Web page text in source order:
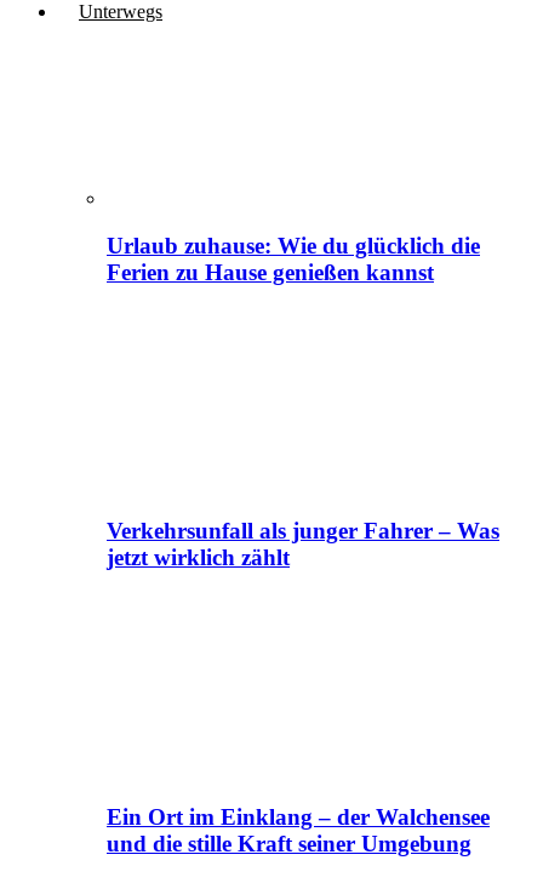
Unterwegs
Urlaub zuhause: Wie du glücklich die
Ferien zu Hause genießen kannst
Verkehrsunfall als junger Fahrer – Was
jetzt wirklich zählt
Ein Ort im Einklang – der Walchensee
und die stille Kraft seiner Umgebung